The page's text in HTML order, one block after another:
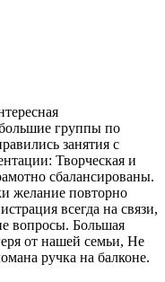
группы по
занятия с
: Творческая и
сбалансированы.
желание повторно
всегда на связи,
вопросы. Большая
от нашей семьи, Не
ручка на балконе.